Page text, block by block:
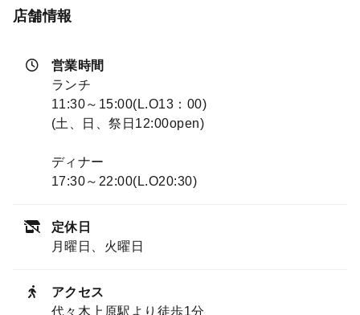
店舗情報
営業時間
ランチ
11:30～15:00(L.O13：00)
(土、日、祭日12:00open)
ディナー
17:30～22:00(L.O20:30)
定休日
月曜日、火曜日
アクセス
代々木上原駅より徒歩1分